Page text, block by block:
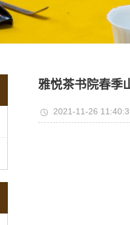
葡萄酒品鉴课
雅悦茶书院春季
2021-11-26